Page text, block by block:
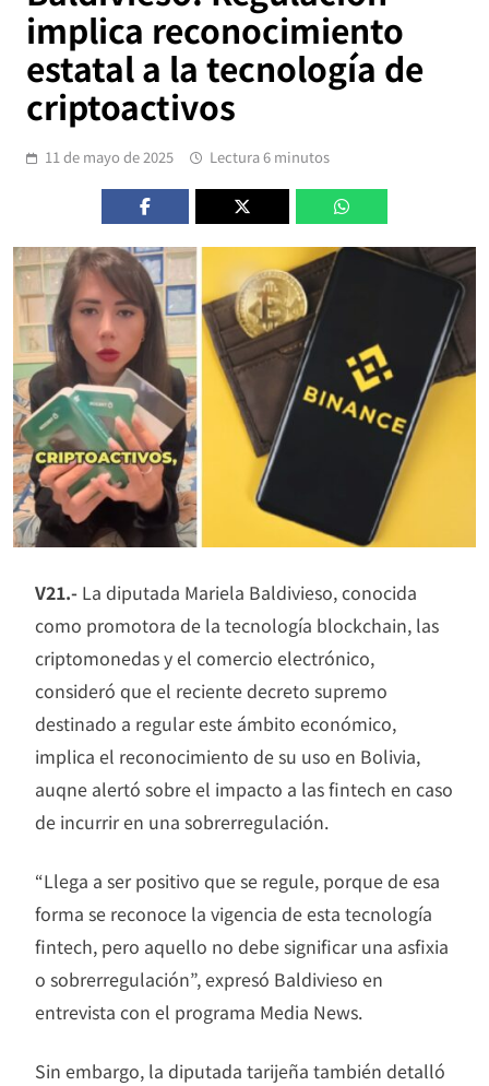
implica reconocimiento
estatal a la tecnología de
criptoactivos
11 de mayo de 2025 Lectura 6 minutos
V21.- La diputada Mariela Baldivieso, conocida
como promotora de la tecnología blockchain, las
criptomonedas y el comercio electrónico,
consideró que el reciente decreto supremo
destinado a regular este ámbito económico,
implica el reconocimiento de su uso en Bolivia,
auqne alertó sobre el impacto a las fintech en caso
de incurrir en una sobrerregulación.
“Llega a ser positivo que se regule, porque de esa
forma se reconoce la vigencia de esta tecnología
fintech, pero aquello no debe significar una asfixia
o sobrerregulación”, expresó Baldivieso en
entrevista con el programa Media News.
Sin embargo, la diputada tarijeña también detalló